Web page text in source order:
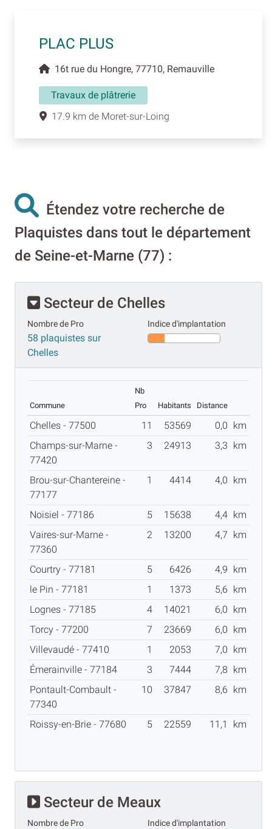
PLAC PLUS
16t rue du Hongre, 77710, Remauville
Travaux de plâtrerie
17.9 km de Moret-sur-Loing
Étendez votre recherche de
Plaquistes dans tout le département
de Seine-et-Marne (77) :
Secteur de Chelles
Nombre de Pro
58 plaquistes sur
Chelles
Indice d'implantation
Commune
Nb
Pro
Habitants Distance
Chelles - 77500 11 53569 0,0 km
Champs-sur-Marne -
77420
3 24913 3,3 km
Brou-sur-Chantereine -
77177
1 4414 4,0 km
Noisiel - 77186 5 15638 4,4 km
Vaires-sur-Marne -
77360
2 13200 4,7 km
Courtry - 77181 5 6426 4,9 km
le Pin - 77181
1 1373 5,6 km
Lognes - 77185
4 14021 6,0 km
Torcy - 77200
7 23669 6,0 km
Villevaudé - 77410
1 2053 7,0 km
Émerainville - 77184
3 7444 7,8 km
Pontault-Combault -
77340
10 37847 8,6 km
Roissy-en-Brie - 77680 5 22559 11,1 km
Secteur de Meaux
Nombre de Pro Indice d'implantation